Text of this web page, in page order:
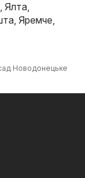
, Ялта,
, Яремче,
Новодонецьке